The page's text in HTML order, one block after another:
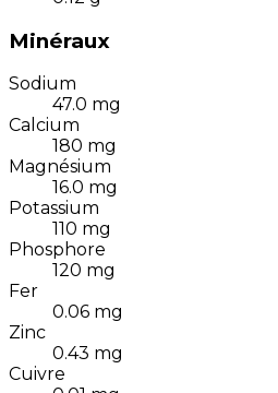
Minéraux
Sodium
47.0 mg
Calcium
180 mg
Magnésium
16.0 mg
Potassium
110 mg
Phosphore
120 mg
Fer
0.06 mg
Zinc
0.43 mg
Cuivre